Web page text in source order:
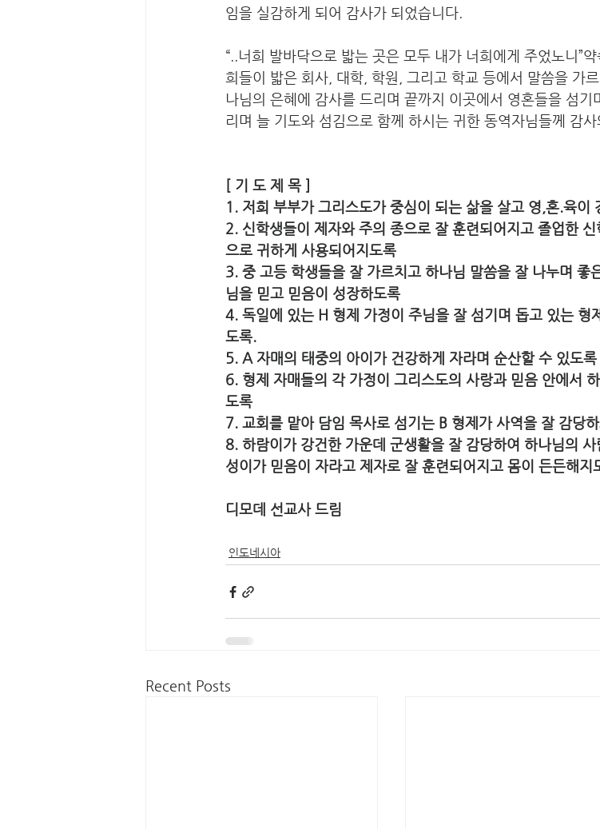
임을 실감하게 되어 감사가 되었습니다.
“..너희 발바닥으로 밟는 곳은 모두 내가 너희에게 주었노니”
희들이 밟은 회사, 대학, 학원, 그리고 학교 등에서 말씀을 가
나님의 은혜에 감사를 드리며 끝까지 이곳에서 영혼들을 섬
리며 늘 기도와 섬김으로 함께 하시는 귀한 동역자님들께 감
[ 기 도 제 목 ]
1. 저희 부부가 그리스도가 중심이 되는 삶을 살고 영,혼.육이
2. 신학생들이 제자와 주의 종으로 잘 훈련되어지고 졸업한
으로 귀하게 사용되어지도록
3. 중 고등 학생들을 잘 가르치고 하나님 말씀을 잘 나누며 좋
님을 믿고 믿음이 성장하도록
4. 독일에 있는 H 형제 가정이 주님을 잘 섬기며 돕고 있는 형
도록.
5. A 자매의 태중의 아이가 건강하게 자라며 순산할 수 있도록
6. 형제 자매들의 각 가정이 그리스도의 사랑과 믿음 안에서
도록
7. 교회를 맡아 담임 목사로 섬기는 B 형제가 사역을 잘 감당
8. 하람이가 강건한 가운데 군생활을 잘 감당하여 하나님의
성이가 믿음이 자라고 제자로 잘 훈련되어지고 몸이 든든해지
디모데 선교사 드림
인도네시아
Recent Posts